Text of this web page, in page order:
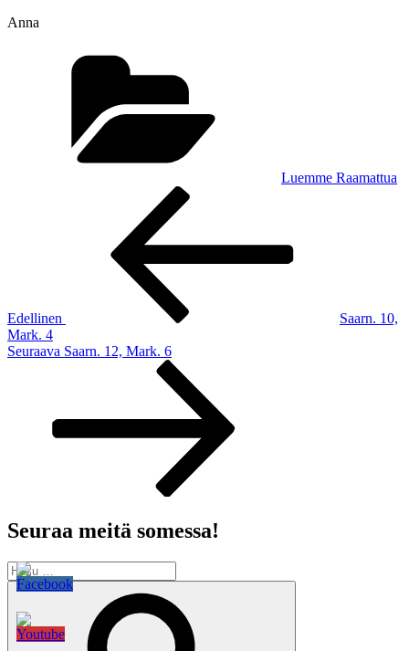
Anna
Luemme Raamattua
Edellinen
Saarn. 10,
Mark. 4
Seuraava
Seuraava Saarn. 12, Mark. 6
Seuraa meitä somessa!
Etsi: